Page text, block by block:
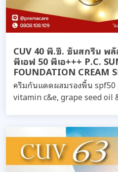
CUV 40 พี.ซี. ซันสกรีน พ
พีเอฟ 50 พีเอ+++ P.C.
FOUNDATION CREAM
ครีมกันแดดผสมรองพื้น spf50
vitamin c&e, grape seed oil